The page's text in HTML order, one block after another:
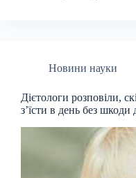
Новини науки
Дієтологи розповіли,
з’їсти в день без шкоди